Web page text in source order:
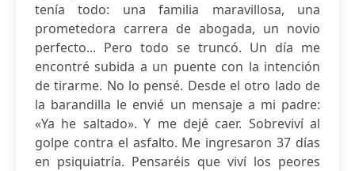
tenía todo: una familia maravillosa, una
prometedora carrera de abogada, un novio
perfecto... Pero todo se truncó. Un día me
encontré subida a un puente con la intención
de tirarme. No lo pensé. Desde el otro lado de
la barandilla le envié un mensaje a mi padre:
«Ya he saltado». Y me dejé caer. Sobreviví al
golpe contra el asfalto. Me ingresaron 37 días
en psiquiatría. Pensaréis que viví los peores